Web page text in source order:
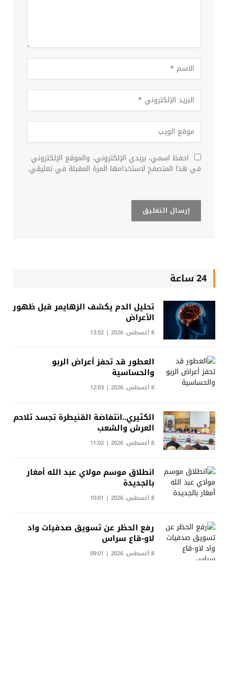
احفظ اسمي، بريدي الإلكتروني، والموقع الإلكتروني
في هذا المتصفح لاستخدامها المرة المقبلة في تعليقي.
24 ساعة
تحليل الدم يكشف الزهايمر قبل ظهور
الأعراض
8 أغسطس، 2026 | 13:02
العطور قد تحفز أعراض الربو
والحساسية
8 أغسطس، 2026 | 12:03
الكثيري..انتفاضة القنيطرة تجسد تلاحم
العرش والشعب
8 أغسطس، 2026 | 11:02
انطلاق موسم مولاي عبد الله أمغار
بالجديدة
8 أغسطس، 2026 | 10:01
رفع الحظر عن تسويق صدفيات واد
لاو-قاع سراس
8 أغسطس، 2026 | 09:01